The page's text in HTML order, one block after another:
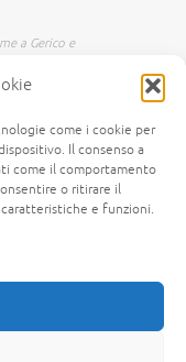
come i cookie per
Il consenso a
come il comportamento
o ritirare il
e funzioni.
a Gerico e
lo vide
un levita,
oltre. Invece
Gli si fece
di lui e ciò
al mio
37 (CEI))